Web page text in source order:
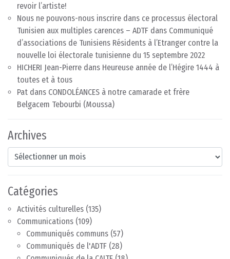
revoir l’artiste!
Nous ne pouvons-nous inscrire dans ce processus électoral
Tunisien aux multiples carences – ADTF dans Communiqué
d’associations de Tunisiens Résidents à l’Etranger contre la
nouvelle loi électorale tunisienne du 15 septembre 2022
HICHERI Jean-Pierre dans Heureuse année de l’Hégire 1444 à
toutes et à tous
Pat dans CONDOLÉANCES à notre camarade et frère
Belgacem Tebourbi (Moussa)
Archives
Archives
Catégories
Activités culturelles (135)
Communications (109)
Communiqués communs (57)
Communiqués de l'ADTF (28)